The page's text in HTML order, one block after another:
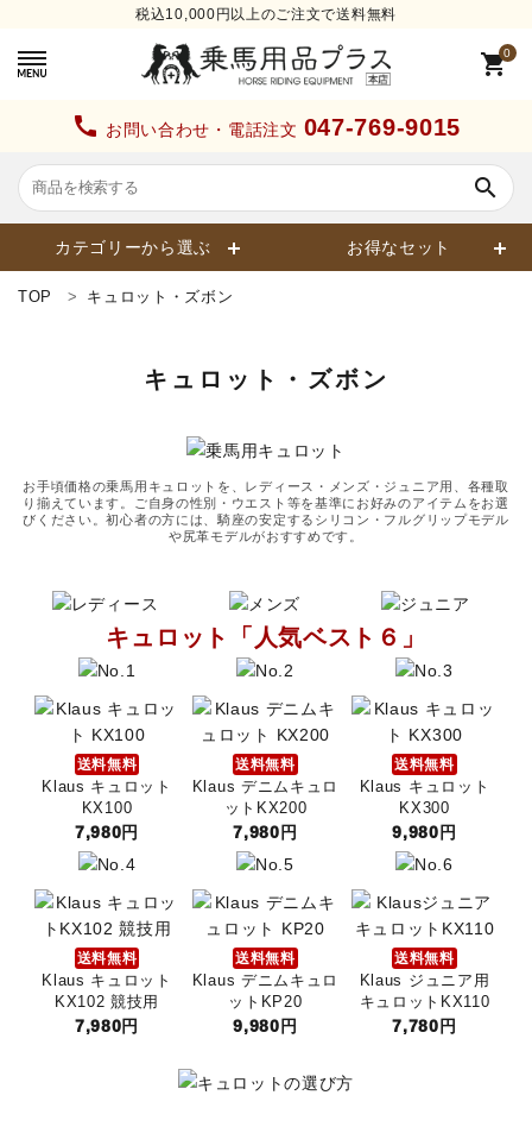
税込10,000円以上のご注文で送料無料
0
shopping_cart
call お問い合わせ・電話注文 047-769-9015
search
カテゴリーから選ぶ お得なセット
ヘルメット
ブーツ・ブーツバッグ
ハーフチャップス・靴下
拍車・拍車ベルト
手袋（グローブ）
鞭（ムチ）
乗馬ウェア・下着・雨具
TOP キュロット・ズボン
キュロット・ズボン
お手頃価格の乗馬用キュロットを、レディース・メンズ・ジュニア用、各種取
り揃えています。ご自身の性別・ウエスト等を基準にお好みのアイテムをお選
びください。初心者の方には、騎座の安定するシリコン・フルグリップモデル
や尻革モデルがおすすめです。
キュロット「人気ベスト６」
送料無料
Klaus キュロット
KX100
7,980円
送料無料
Klaus デニムキュロ
ットKX200
7,980円
送料無料
Klaus キュロット
KX300
9,980円
送料無料
Klaus キュロット
KX102 競技用
7,980円
送料無料
Klaus デニムキュロ
ットKP20
9,980円
送料無料
Klaus ジュニア用
キュロットKX110
7,780円